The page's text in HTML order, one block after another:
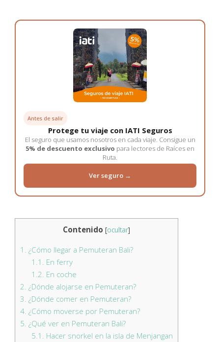
Antes de salir
Protege tu viaje con IATI Seguros
El seguro que usamos nosotros en cada viaje. Consigue un
5% de descuento exclusivo para lectores de Raíces en
Ruta.
Ver seguro →
Contenido [ocultar]
1. ¿Cómo llegar a Pemuteran Bali?
1.1.
En ferry
1.2. En coche
2. ¿Dónde alojarse en Pemuteran?
3. ¿Dónde comer en Pemuteran?
4. ¿Cómo moverse por Pemuteran?
5. ¿Qué ver en Pemuteran Bali?
5.1.
Hacer snorkel en la isla de Menjangan